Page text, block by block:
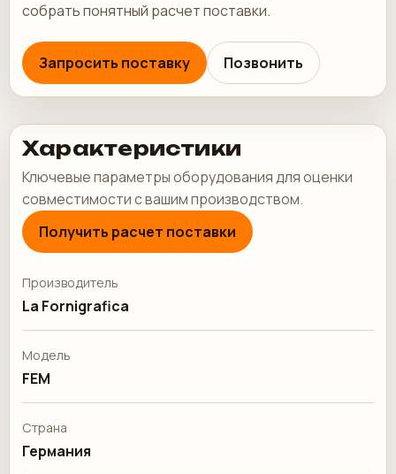
собрать понятный расчет поставки.
Запросить поставку Позвонить
Характеристики
Ключевые параметры оборудования для оценки
совместимости с вашим производством.
Получить расчет поставки
Производитель
La Fornigrafica
Модель
FEM
Страна
Германия